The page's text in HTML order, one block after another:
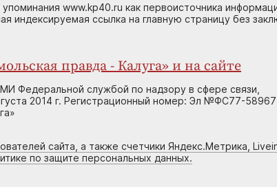
www.kp40.ru как первоисточника
индексируемая ссылка на главную страницу без
правда - Калуга» и на сайте
Федеральной службой по надзору в сфере связи,
2014 г. Регистрационный номер: Эл №ФС77-58967
сайта, а также счетчики Яндекс.Метрика,
по защите персональных данных.